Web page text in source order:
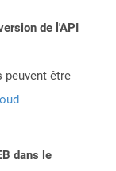
de l'API
peuvent être
dans le